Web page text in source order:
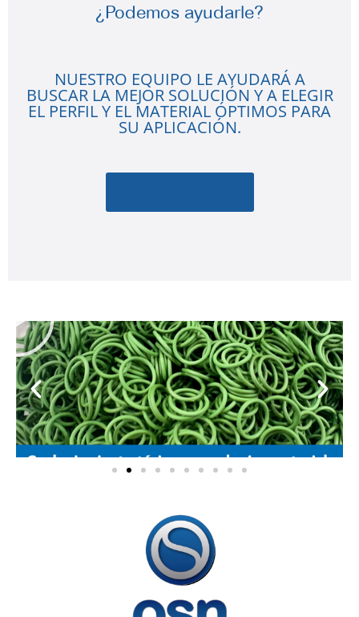
¿Podemos ayudarle?
NUESTRO EQUIPO LE AYUDARÁ A
BUSCAR LA MEJOR SOLUCIÓN Y A ELEGIR
EL PERFIL Y EL MATERIAL ÓPTIMOS PARA
SU APLICACIÓN.